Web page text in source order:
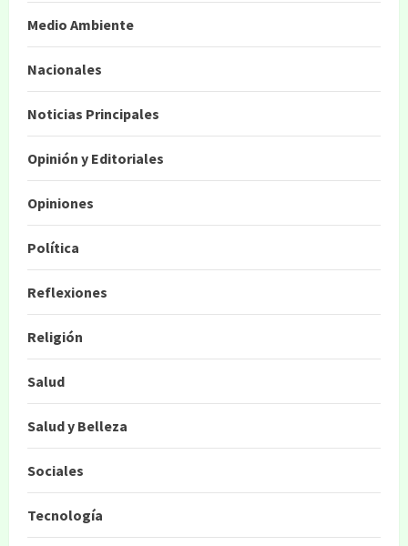
Medio Ambiente
Nacionales
Noticias Principales
Opinión y Editoriales
Opiniones
Política
Reflexiones
Religión
Salud
Salud y Belleza
Sociales
Tecnología